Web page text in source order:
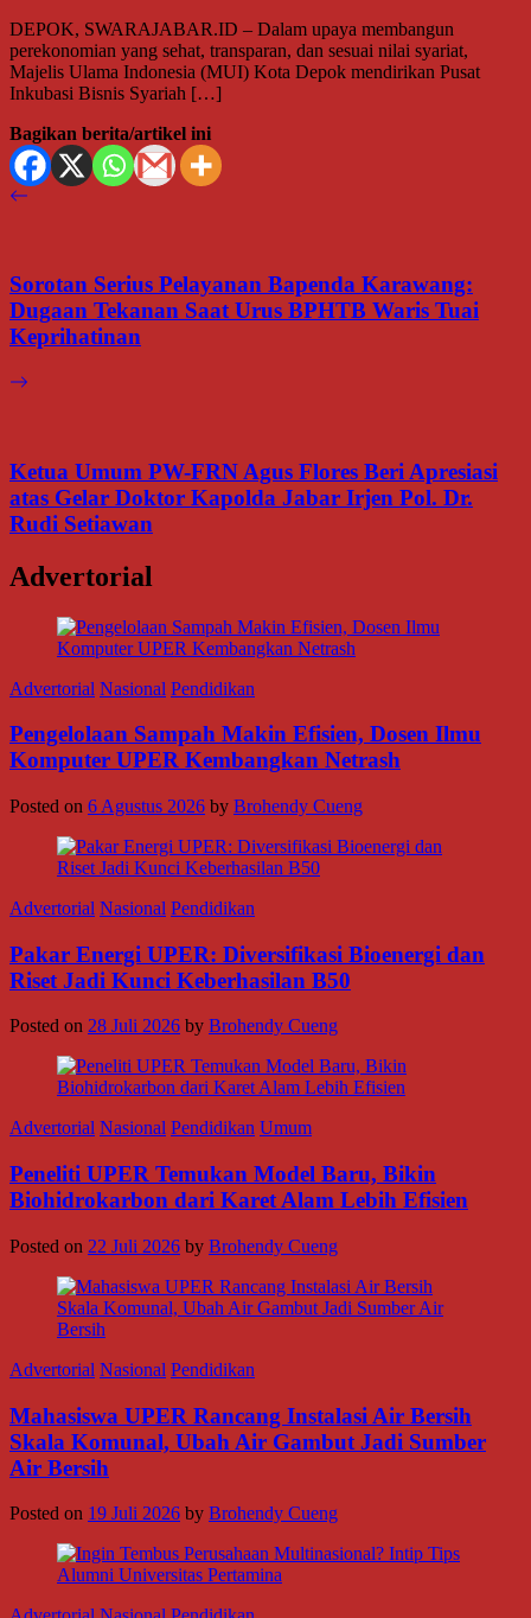
DEPOK, SWARAJABAR.ID – Dalam upaya membangun
perekonomian yang sehat, transparan, dan sesuai nilai syariat,
Majelis Ulama Indonesia (MUI) Kota Depok mendirikan Pusat
Inkubasi Bisnis Syariah […]
Bagikan berita/artikel ini
Sorotan Serius Pelayanan Bapenda Karawang:
Dugaan Tekanan Saat Urus BPHTB Waris Tuai
Keprihatinan
Ketua Umum PW-FRN Agus Flores Beri Apresiasi
atas Gelar Doktor Kapolda Jabar Irjen Pol. Dr.
Rudi Setiawan
Advertorial
Advertorial Nasional Pendidikan
Pengelolaan Sampah Makin Efisien, Dosen Ilmu
Komputer UPER Kembangkan Netrash
Posted on 6 Agustus 2026 by Brohendy Cueng
Advertorial Nasional Pendidikan
Pakar Energi UPER: Diversifikasi Bioenergi dan
Riset Jadi Kunci Keberhasilan B50
Posted on 28 Juli 2026 by Brohendy Cueng
Advertorial Nasional Pendidikan Umum
Peneliti UPER Temukan Model Baru, Bikin
Biohidrokarbon dari Karet Alam Lebih Efisien
Posted on 22 Juli 2026 by Brohendy Cueng
Advertorial Nasional Pendidikan
Mahasiswa UPER Rancang Instalasi Air Bersih
Skala Komunal, Ubah Air Gambut Jadi Sumber
Air Bersih
Posted on 19 Juli 2026 by Brohendy Cueng